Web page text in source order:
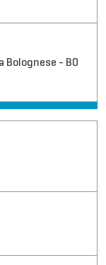
Bolognese - BO